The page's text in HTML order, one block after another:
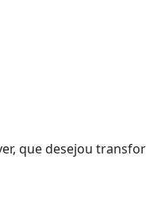
que desejou